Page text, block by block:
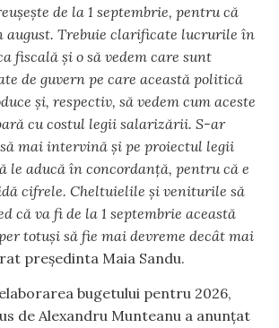
de la 1 septembrie, pentru că
august. Trebuie clarificate lucrurile în
fiscală și o să vedem care sunt
de guvern pe care această politică
și, respectiv, să vedem cum aceste
cu costul legii salarizării. S-ar
mai intervină și pe proiectul legii
le aducă în concordanță, pentru că e
cifrele. Cheltuielile și veniturile să
că va fi de la 1 septembrie această
totuși să fie mai devreme decât mai
președinta Maia Sandu.
bugetului pentru 2026,
de Alexandru Munteanu a anunțat